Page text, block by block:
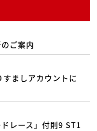
ご案内
ましアカウントに
レース」付則9 ST1